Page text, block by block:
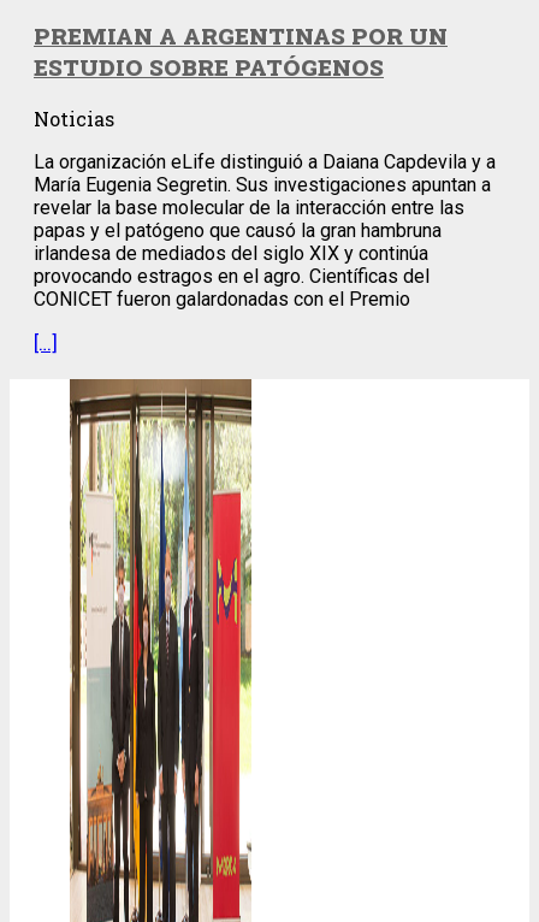
PREMIAN A ARGENTINAS POR UN
ESTUDIO SOBRE PATÓGENOS
Noticias
La organización eLife distinguió a Daiana Capdevila y a
María Eugenia Segretin. Sus investigaciones apuntan a
revelar la base molecular de la interacción entre las
papas y el patógeno que causó la gran hambruna
irlandesa de mediados del siglo XIX y continúa
provocando estragos en el agro. Científicas del
CONICET fueron galardonadas con el Premio
[…]